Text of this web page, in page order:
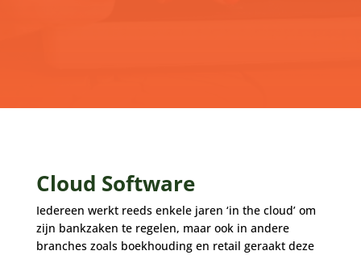
Cloud Software
Iedereen werkt reeds enkele jaren ‘in the cloud’ om
zijn bankzaken te regelen, maar ook in andere
branches zoals boekhouding en retail geraakt deze